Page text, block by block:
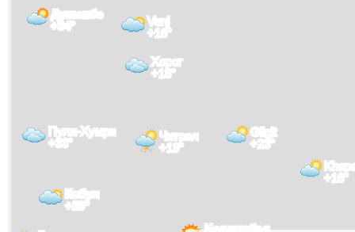
Кабул
+29°
Душанбе
+34°
Исламабад
Пули-Хумри
+33°
Хорог
+18°
Gilgit
+23°
+16°
Читрал
+19°
Vanj
+16°